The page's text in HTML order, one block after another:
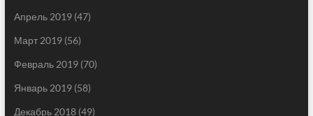
Апрель 2019(47)
Март 2019(56)
Февраль 2019(70)
Январь 2019(58)
Декабрь 2018(49)